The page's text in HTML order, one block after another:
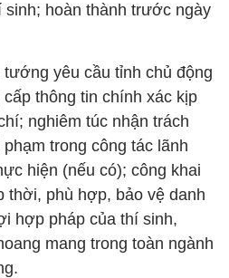
sinh; hoàn thành trước ngày
yêu cầu tỉnh chủ động
thông tin chính xác kịp
nghiêm túc nhận trách
trong công tác lãnh
hiện (nếu có); công khai
thời, phù hợp, bảo vệ danh
hợp pháp của thí sinh,
mang trong toàn ngành